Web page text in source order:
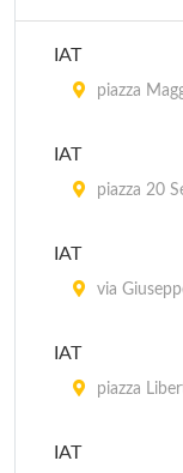
IAT
piazza
IAT
piazza 20
IAT
via
IAT
piazza
IAT